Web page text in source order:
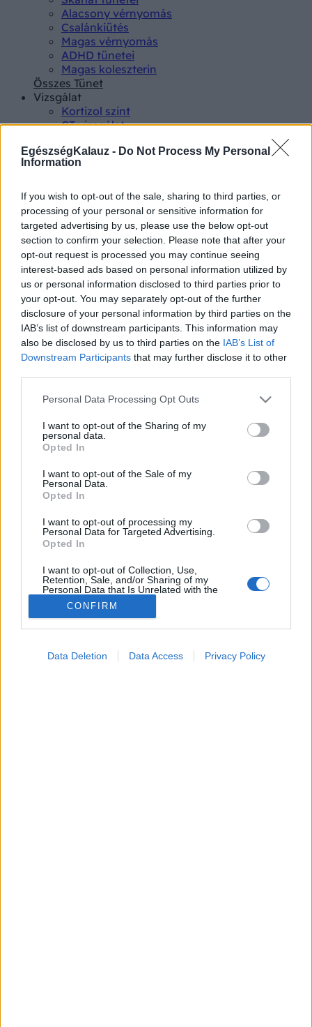
EgészségKalauz - Do Not Process My Personal
Information
If you wish to opt-out of the sale, sharing to third parties, or
processing of your personal or sensitive information for
targeted advertising by us, please use the below opt-out
section to confirm your selection. Please note that after your
opt-out request is processed you may continue seeing
interest-based ads based on personal information utilized by
us or personal information disclosed to third parties prior to
your opt-out. You may separately opt-out of the further
disclosure of your personal information by third parties on the
IAB’s list of downstream participants. This information may
also be disclosed by us to third parties on the IAB’s List of
Downstream Participants that may further disclose it to other
Please note that this website/app uses one or more Google
not limited to your visit or usage behaviour. You may click to
grant or deny consent to Google and its third-party tags to
use your data for below specified purposes in below Google
consent section.
Personal Data Processing Opt Outs
I want to opt-out of the Sharing of my
personal data.
Opted In
I want to opt-out of the Sale of my
Personal Data.
Opted In
I want to opt-out of processing my
Personal Data for Targeted Advertising.
Opted In
I want to opt-out of Collection, Use,
Retention, Sale, and/or Sharing of my
Personal Data that Is Unrelated with the
Purposes for which it was collected.
Opted Out
CONFIRM
Data Deletion Data Access Privacy Policy
Alacsony vérnyomás
Csalánkiütés
Magas vérnyomás
ADHD tünetei
Magas koleszterin
Összes Tünet
Vizsgálat
Kortizol szint
CT-vizsgálat
Triglicerid szint
LDL-koleszterin
Mammográfia
EKG
Összes Vizsgálat
Kezelés
Aranyér kezelése
Kemoterápia
Szürkehályog műtét
Vízszerű hasmenés
Afta kezelése
Dagadt boka kezelése
Napallergia kezelése
Fülgyulladás kezelése
Összes Kezelés
Életmódváltás
Betegségek A-Z
Tünet
Kezelés
Életmódváltás
Prevenció
Hírek
Videók
Kisállatok egészsége
#orvosmeteorológia #vérnyomás #stroke#rákbetegség